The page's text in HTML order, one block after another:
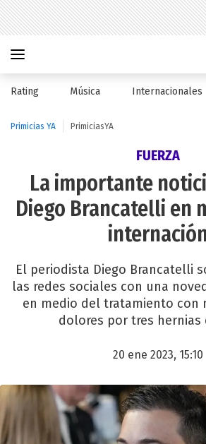
Rating Música Internacionales
Primicias YA PrimiciasYA
FUERZA
La importante
Diego Brancatelli en
El periodista Diego Brancatelli
las redes sociales con una
en medio del tratamiento con
dolores por tres hernias
20 ene 2023, 15:10